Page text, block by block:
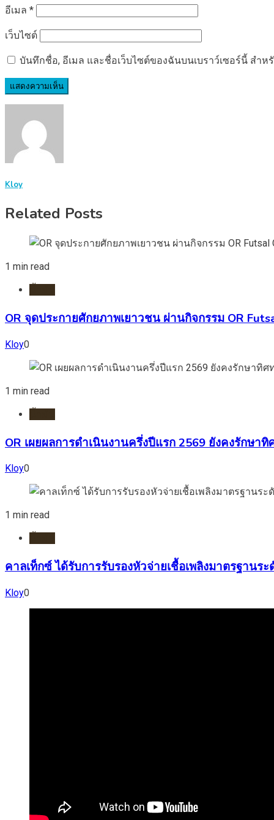
อีเมล *
เว็บไซต์
บันทึกชื่อ, อีเมล และชื่อเว็บไซต์ของฉันบนเบราว์เซอร์นี้ สำห
Kloy
Related Posts
1 min read
OR จุดประกายศักยภาพเยาวชน ผ่านกิจกรรม OR
Kloy0
1 min read
OR เผยผลการดำเนินงานครึ่งปีแรก 2569 ยังคงรักษา
Kloy0
1 min read
คาลเท็กซ์ ได้รับการรับรองหัวจ่ายเชื้อเพลิงมาตรฐาน
Kloy0